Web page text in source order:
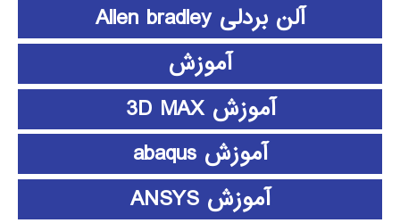
آلن بردلی Allen bradley
آموزش
آموزش 3D MAX
آموزش abaqus
آموزش ANSYS